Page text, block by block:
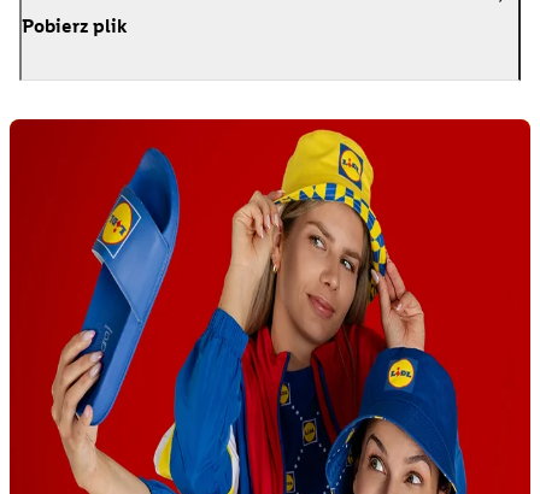
Pobierz plik